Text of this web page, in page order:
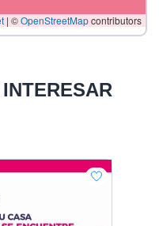
| ©OpenStreetMapcontributors